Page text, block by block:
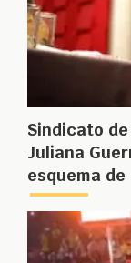
Sindicato
Juliana
esquema